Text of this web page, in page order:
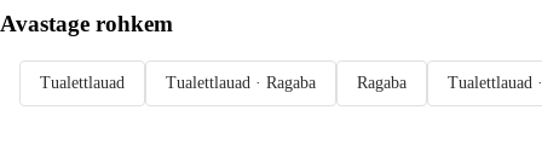
Avastage rohkem
Tualettlauad Tualettlauad · Ragaba Ragaba Tualettlauad